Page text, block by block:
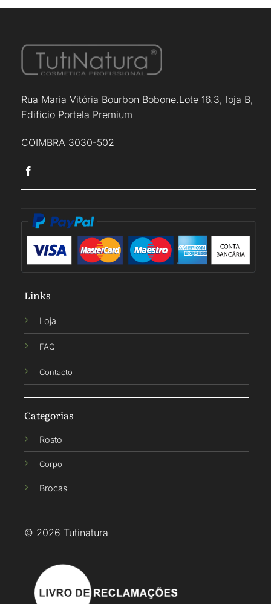
Rua Maria Vitória Bourbon Bobone.Lote 16.3, loja B,
Edificio Portela Premium
COIMBRA 3030-502
Links
Loja
FAQ
Contacto
Categorias
Rosto
Corpo
Brocas
© 2026 Tutinatura